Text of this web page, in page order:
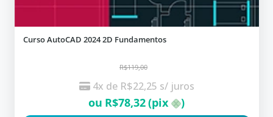
Curso AutoCAD 2024 2D Fundamentos
R$119,00
4x de R$22,25 s/ juros
ou R$78,32(pix )